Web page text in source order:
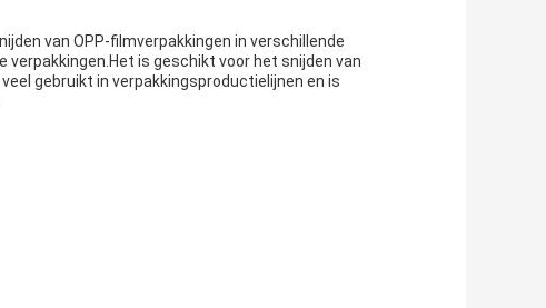
van OPP-filmverpakkingen in verschillende
is geschikt voor het snijden van
gebruikt in verpakkingsproductielijnen en is